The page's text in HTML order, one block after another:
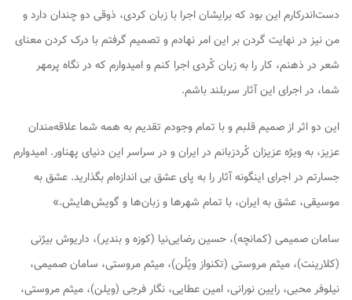
دست‌اندرکارم این بود که برایشان اجرا با زبان کردی، ذوقی دو چندان دارد و
من نیز در نهایت گردن بر این امر نهادم و تصمیم گرفتم با درک کردن معنای
شعر در ذهنم، کار را به زبان کُردی اجرا کنم و امیدوارم که در نگاه پرمهر
شما، در اجرای این آثار سربلند باشم.
این دو اثر از صمیم قلبم و با تمام وجودم تقدیم به همه شما علاقه‌مندان
عزیز، به ویژه عزیزان کُردزبانم در ایران و در سراسر این دنیای پهناور. امیدوارم
جسارتم در اجرای اینگونه آثار را به پای عشق بی اندازه‌ام بگذارید. عشق به
موسیقی، عشق به ایران، با تمام شهرها و زبان‌ها و گویش‌هایش.»
سامان صمیمی (کمانچه)، حسین رضایی‌نیا (کوزه و بندیر)، داریوش بیژنی
(کلارینت)، میثم مروستی (تکنواز ویُلُن)، میثم مروستی، سامان صمیمی،
نیلوفر محبی، رایین نورانی، امین عطایی، نگار فرجی (ویلن)، میثم مروستی،